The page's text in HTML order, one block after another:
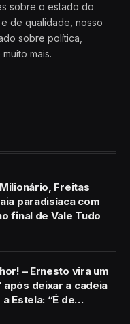
sobre o estado do
de qualidade, nosso
sobre política,
mais.
Freitas
paradisíaca com
final de Vale Tudo
– Ernesto vira um
após deixar a cadeia
Estela: “É de